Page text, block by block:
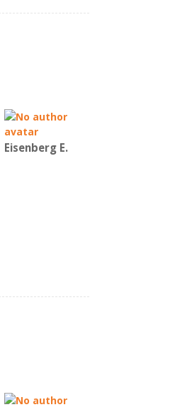
Eisenberg E.